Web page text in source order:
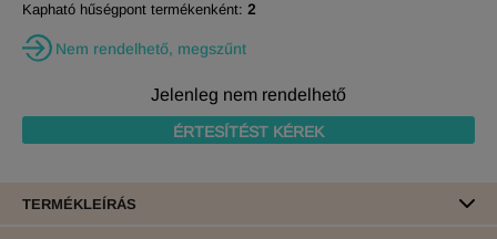
Kapható hűségpont termékenként: 2
Nem rendelhető, megszűnt
Jelenleg nem rendelhető
ÉRTESÍTÉST KÉREK
TERMÉKLEÍRÁS